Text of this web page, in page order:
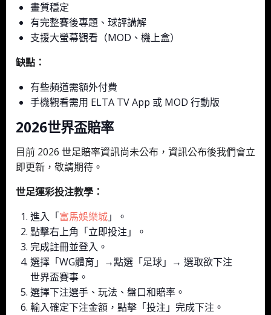
畫質穩定
有完整賽後專題、球評講解
支援大螢幕觀看（MOD、機上盒）
缺點：
有些頻道需額外付費
手機觀看需用 ELTA TV App 或 MOD 行動版
2026世界盃賠率
目前 2026 世足賠率資訊尚未公布，資訊公布後我們會立
即更新，敬請期待。
世足運彩投注教學：
進入「富馬娛樂城」。
點擊右上角「立即投注」。
完成註冊並登入。
選擇「WG體育」→點選「足球」→ 選取欲下注
世界盃賽事。
選擇下注選手、玩法、盤口和賠率。
輸入確定下注金額，點擊「投注」完成下注。